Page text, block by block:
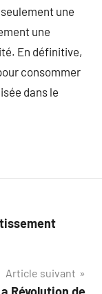
une
une
En définitive,
consommer
dans le
Article suivant
Révolution de